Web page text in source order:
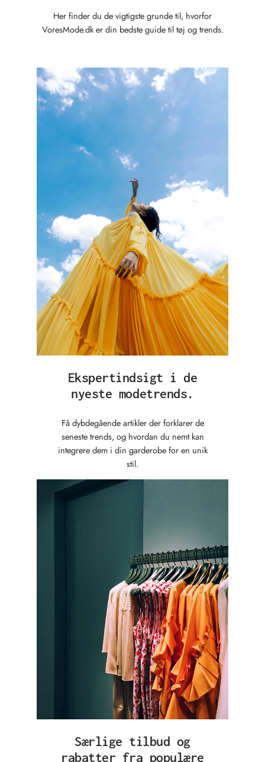
Her finder du de vigtigste grunde til, hvorfor
VoresMode.dk er din bedste guide til tøj og trends.
Ekspertindsigt i de
nyeste modetrends.
Få dybdegående artikler der forklarer de
seneste trends, og hvordan du nemt kan
integrere dem i din garderobe for en unik
stil.
Særlige tilbud og
rabatter fra populære